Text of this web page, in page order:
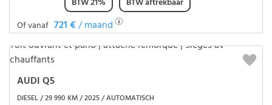
Of vanaf 721 €/ maand
AUDI Q5
DIESEL / 29 990 KM / 2025 / AUTOMATISCH